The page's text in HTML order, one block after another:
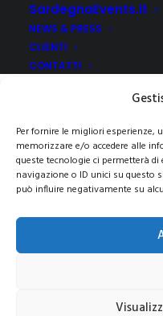
Per fornire le migliori esperienze,
memorizzare e/o accedere alle
queste tecnologie ci permetterà
navigazione o ID unici su questo
può influire negativamente su
SardegnaEvents.it
NEWS & PRESS
CLIENTI
CONTATTI
SEDE LEGALE:Via Privata Galeno 6,
Privacy e